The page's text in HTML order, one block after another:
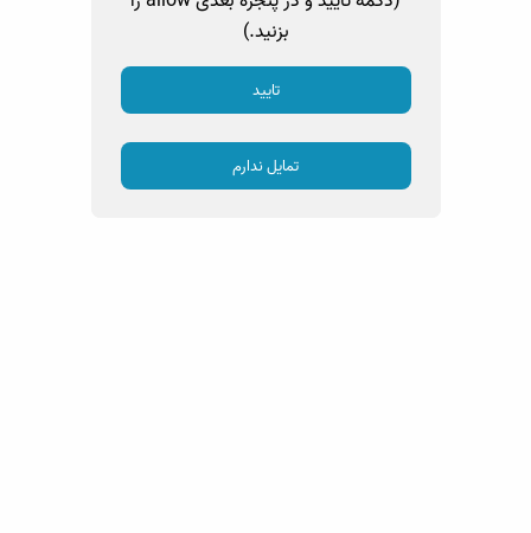
بزنید.)
تایید
تمایل ندارم